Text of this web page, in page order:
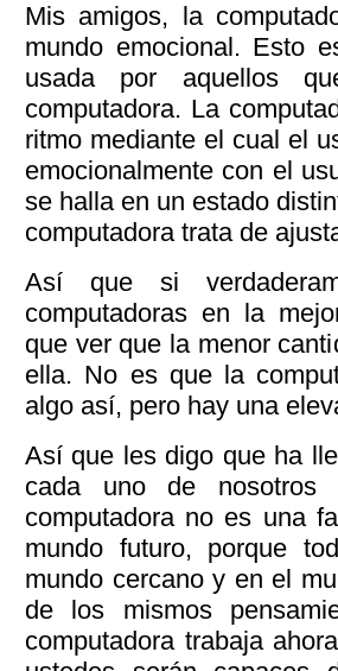
Mis amigos, la
mundo emocional. Esto
usada por aquellos
computadora. La
ritmo mediante el cual el
emocionalmente con el
se halla en un estado
computadora trata de
Así que si
computadoras en la
que ver que la menor
ella. No es que la
algo así, pero hay una
Así que les digo que ha
cada uno de nosotros
computadora no es una
mundo futuro, porque
mundo cercano y en el
de los mismos
computadora trabaja